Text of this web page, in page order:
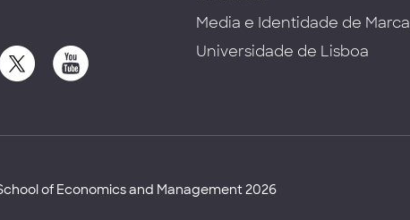
Media e Identidade de Marca
Universidade de Lisboa
of Economics and Management 2026